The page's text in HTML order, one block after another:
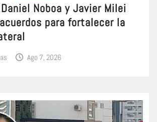
Daniel Noboa y Javier Milei
para fortalecer la
Ago 7, 2026